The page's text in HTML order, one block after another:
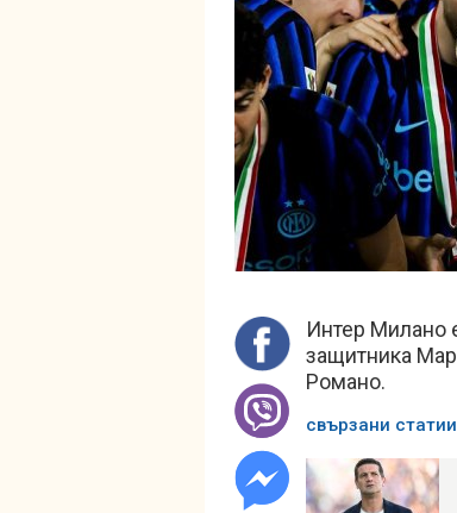
Интер Милано
защитника
Романо.
свързани статии